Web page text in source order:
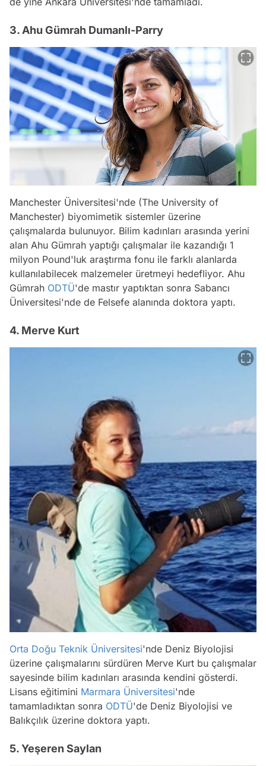
3. Ahu Gümrah Dumanlı-Parry
Manchester Üniversitesi'nde (The University of
Manchester) biyomimetik sistemler üzerine
çalışmalarda bulunuyor. Bilim kadınları arasında yerini
alan Ahu Gümrah yaptığı çalışmalar ile kazandığı 1
milyon Pound'luk araştırma fonu ile farklı alanlarda
kullanılabilecek malzemeler üretmeyi hedefliyor. Ahu
Gümrah ODTÜ'de mastır yaptıktan sonra Sabancı
Üniversitesi'nde de Felsefe alanında doktora yaptı.
4. Merve Kurt
Orta Doğu Teknik Üniversitesi'nde Deniz Biyolojisi
üzerine çalışmalarını sürdüren Merve Kurt bu çalışmalar
sayesinde bilim kadınları arasında kendini gösterdi.
Lisans eğitimini Marmara Üniversitesi'nde
tamamladıktan sonra ODTÜ'de Deniz Biyolojisi ve
Balıkçılık üzerine doktora yaptı.
5. Yeşeren Saylan